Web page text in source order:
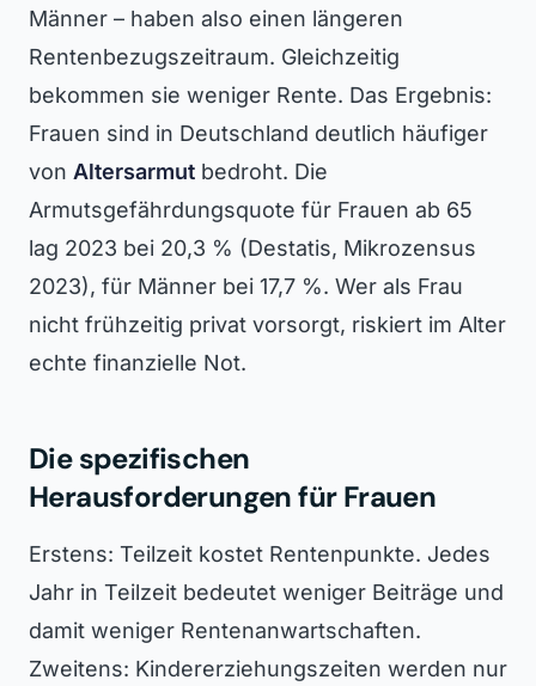
Männer – haben also einen längeren
Rentenbezugszeitraum. Gleichzeitig
bekommen sie weniger Rente. Das Ergebnis:
Frauen sind in Deutschland deutlich häufiger
von Altersarmut bedroht. Die
Armutsgefährdungsquote für Frauen ab 65
lag 2023 bei 20,3 % (Destatis, Mikrozensus
2023), für Männer bei 17,7 %. Wer als Frau
nicht frühzeitig privat vorsorgt, riskiert im Alter
echte finanzielle Not.
Die spezifischen
Herausforderungen für Frauen
Erstens: Teilzeit kostet Rentenpunkte. Jedes
Jahr in Teilzeit bedeutet weniger Beiträge und
damit weniger Rentenanwartschaften.
Zweitens: Kindererziehungszeiten werden nur